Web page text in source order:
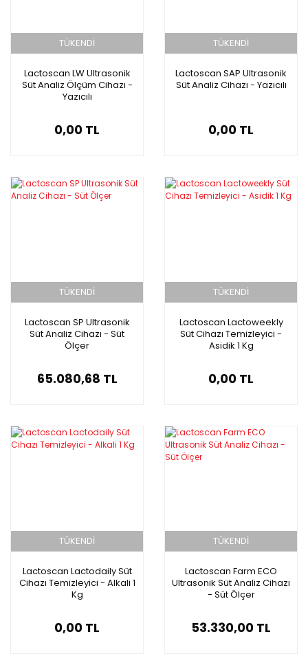
TÜKENDİ
Lactoscan LW Ultrasonik
Süt Analiz Ölçüm Cihazı -
Yazıcılı
0,00 TL
TÜKENDİ
Lactoscan SAP Ultrasonik
Süt Analiz Cihazı - Yazıcılı
0,00 TL
TÜKENDİ
Lactoscan SP Ultrasonik
Süt Analiz Cihazı - Süt
Ölçer
65.080,68 TL
TÜKENDİ
Lactoscan Lactoweekly
Süt Cihazı Temizleyici -
Asidik 1 Kg
0,00 TL
TÜKENDİ
Lactoscan Lactodaily Süt
Cihazı Temizleyici - Alkali 1
Kg
0,00 TL
TÜKENDİ
Lactoscan Farm ECO
Ultrasonik Süt Analiz Cihazı
- Süt Ölçer
53.330,00 TL